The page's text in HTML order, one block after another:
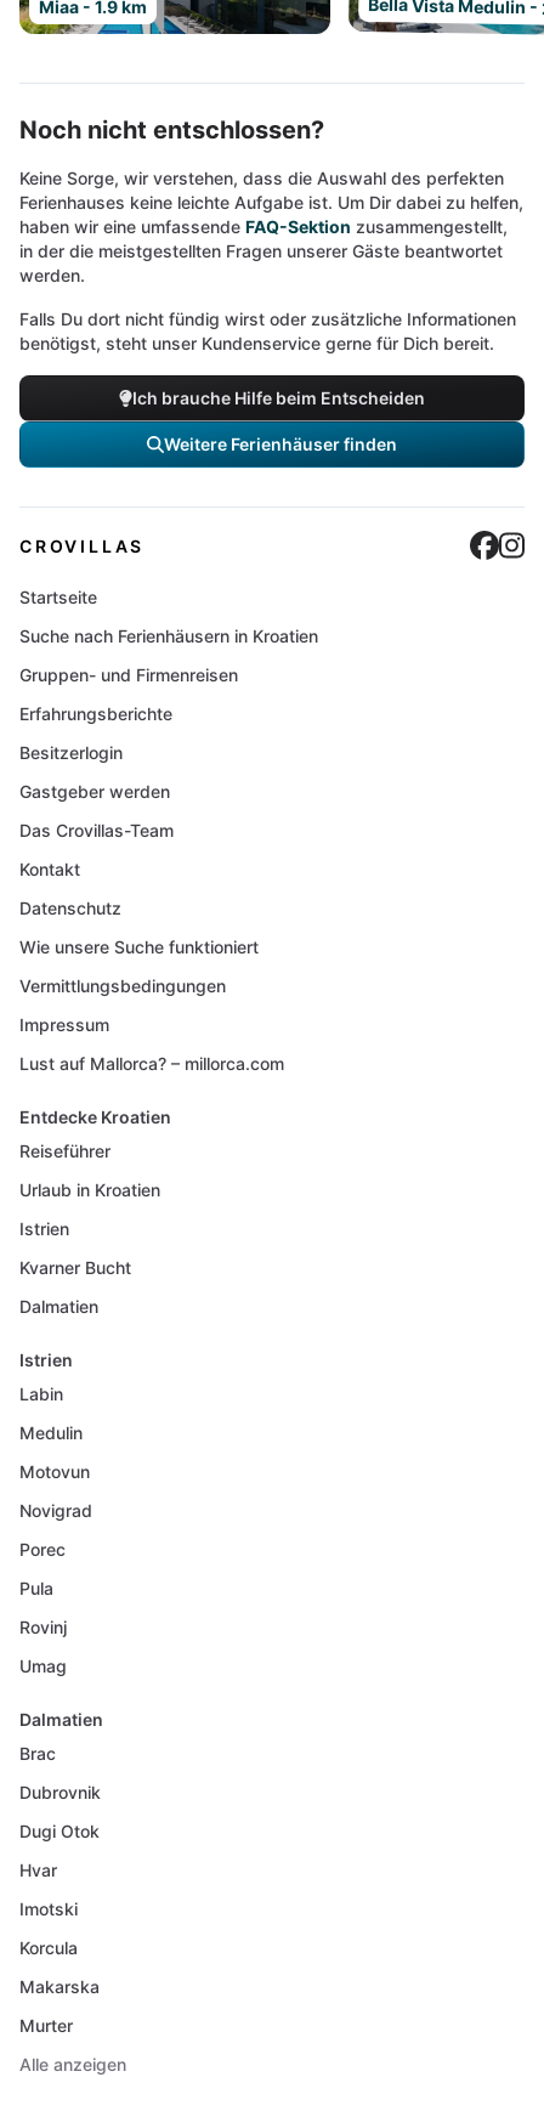
Miaa - 1.9 km Bella Vista Medulin -
Noch nicht entschlossen?
Keine Sorge, wir verstehen, dass die Auswahl des perfekten
Ferienhauses keine leichte Aufgabe ist. Um Dir dabei zu helfen,
haben wir eine umfassende FAQ-Sektion zusammengestellt,
in der die meistgestellten Fragen unserer Gäste beantwortet
werden.
Falls Du dort nicht fündig wirst oder zusätzliche Informationen
benötigst, steht unser Kundenservice gerne für Dich bereit.
Ich brauche Hilfe beim Entscheiden
Weitere Ferienhäuser finden
CROVILLAS
Startseite
Suche nach Ferienhäusern in Kroatien
Gruppen- und Firmenreisen
Erfahrungsberichte
Besitzerlogin
Gastgeber werden
Das Crovillas-Team
Kontakt
Datenschutz
Wie unsere Suche funktioniert
Vermittlungsbedingungen
Impressum
Lust auf Mallorca? – millorca.com
Entdecke Kroatien
Reiseführer
Urlaub in Kroatien
Istrien
Kvarner Bucht
Dalmatien
Istrien
Labin
Medulin
Motovun
Novigrad
Porec
Pula
Rovinj
Umag
Dalmatien
Brac
Dubrovnik
Dugi Otok
Hvar
Imotski
Korcula
Makarska
Murter
Alle anzeigen